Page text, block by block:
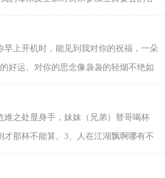
早上开机时，能见到我对你的祝福，一朵
好运。对你的思念像袅袅的轻烟不绝如
难之处显身手，妹妹（兄弟）替哥喝杯
才那杯不能算。3、人在江湖飘啊哪有不